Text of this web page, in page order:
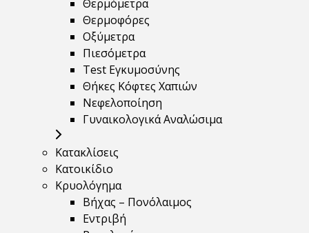
Θερμόμετρα
Θερμοφόρες
Οξύμετρα
Πιεσόμετρα
Test Εγκυμοσύνης
Θήκες Κόφτες Χαπιών
Νεφελοποίηση
Γυναικολογικά Αναλώσιμα
Κατακλίσεις
Κατοικίδιο
Κρυολόγημα
Βήχας – Πονόλαιμος
Εντριβή